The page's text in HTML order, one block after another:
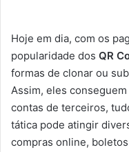
Hoje em dia, com os
popularidade dos QR
formas de clonar ou
Assim, eles
contas de terceiros,
tática pode atingir
compras online,